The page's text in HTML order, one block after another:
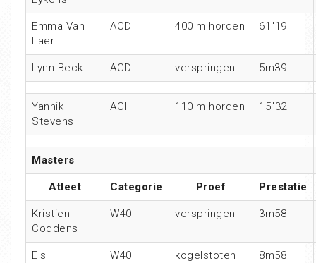
Emma Van
Laer
ACD 400 m horden 61″19
Lynn Beck ACD verspringen 5m39
Yannik
Stevens
ACH 110 m horden 15″32
Masters
Atleet Categorie Proef Prestatie
Kristien
Coddens
W40 verspringen 3m58
Els
W40 kogelstoten 8m58